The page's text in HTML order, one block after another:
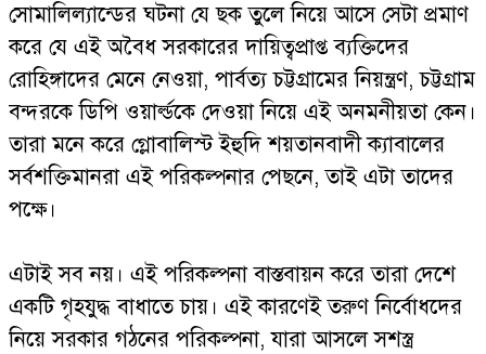
সোমালিল্যান্ডের ঘটনা যে ছক তুলে নিয়ে আসে সেটা প্রমাণ
করে যে এই অবৈধ সরকারের দায়িত্বপ্রাপ্ত ব্যক্তিদের
রোহিঙ্গাদের মেনে নেওয়া, পার্বত্য চট্টগ্রামের নিয়ন্ত্রণ, চট্টগ্রাম
বন্দরকে ডিপি ওয়ার্ল্ডকে দেওয়া নিয়ে এই অনমনীয়তা কেন।
তারা মনে করে গ্লোবালিস্ট ইহুদি শয়তানবাদী ক্যাবালের
সর্বশক্তিমানরা এই পরিকল্পনার পেছনে, তাই এটা তাদের
পক্ষে।
এটাই সব নয়। এই পরিকল্পনা বাস্তবায়ন করে তারা দেশে
একটি গৃহযুদ্ধ বাধাতে চায়। এই কারণেই তরুণ নির্বোধদের
নিয়ে সরকার গঠনের পরিকল্পনা, যারা আসলে সশস্ত্র